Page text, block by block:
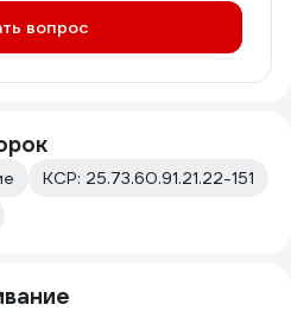
вопрос
КСР: 25.73.60.91.21.22-151